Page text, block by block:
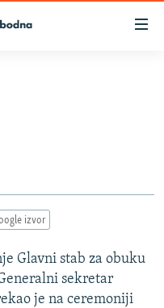
izvor
Glavni stab za obuku
sekretar
je na ceremoniji